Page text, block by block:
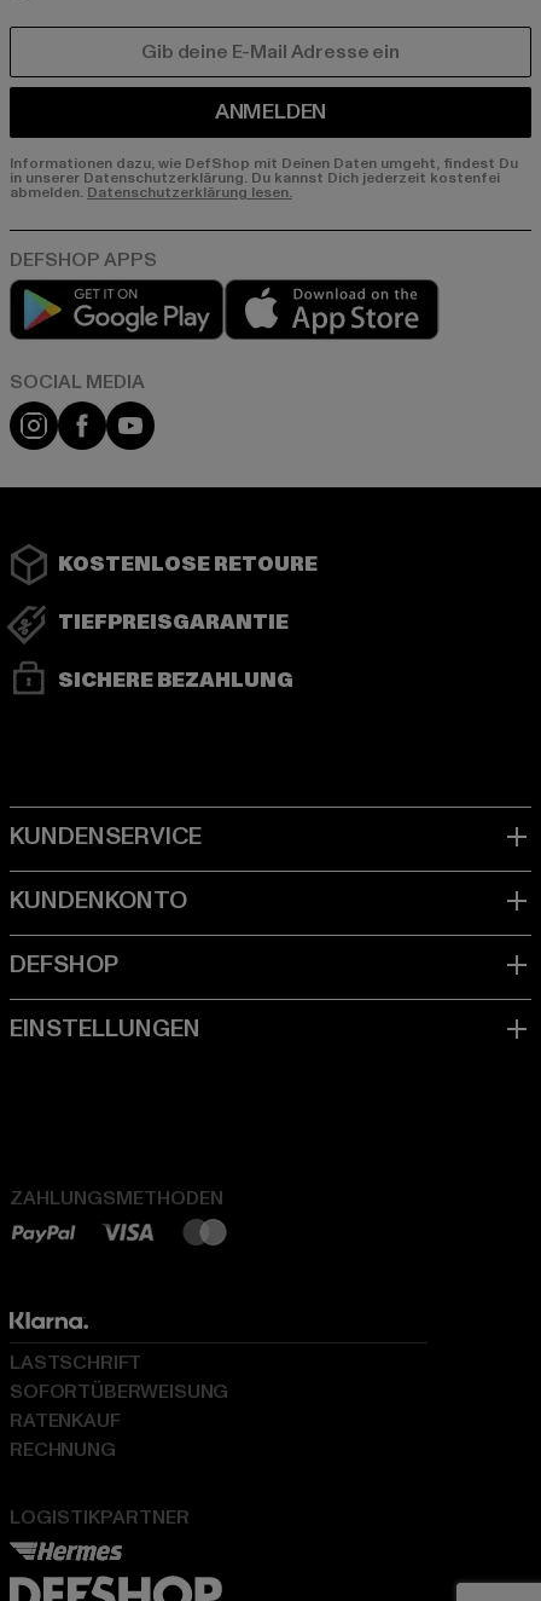
ANMELDEN
Informationen dazu, wie DefShop mit Deinen Daten umgeht, findest Du
in unserer Datenschutzerklärung. Du kannst Dich jederzeit kostenfei
abmelden. Datenschutzerklärung lesen.
Play market
Instagram
FacebookYouTube
KOSTENLOSE RETOURE
TIEFPREISGARANTIE
SICHERE BEZAHLUNG
ZAHLUNGSMETHODEN
LOGISTIKPARTNER
LASTSCHRIFT
SOFORTÜBERWEISUNG
RATENKAUF
RECHNUNG